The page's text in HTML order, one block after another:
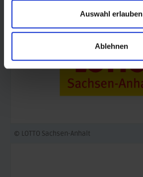
Auswahl erlauben
Ablehnen
© LOTTO Sachsen-Anhalt